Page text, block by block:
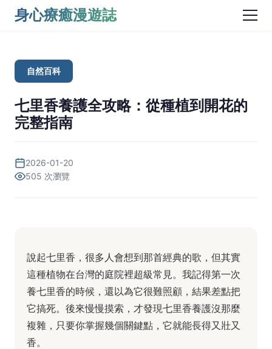
身心療癒漫遊誌
自然百科
七里香養護全攻略：從種植到開花的
完整指南
2026-01-20
505 次瀏覽
說起七里香，很多人會想到那首經典的歌，但其實
這種植物在台灣的庭院裡超級常見。我記得第一次
養七里香的時候，還以為它很難照顧，結果差點把
它搞死。後來慢慢摸索，才發現七里香養護沒那麼
複雜，只要你掌握幾個關鍵點，它就能長得又壯又
香。